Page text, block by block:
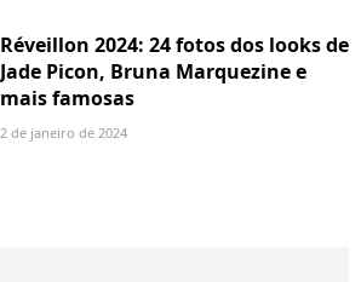
Réveillon 2024: 24 fotos dos looks de
Jade Picon, Bruna Marquezine e
mais famosas
2 de janeiro de 2024